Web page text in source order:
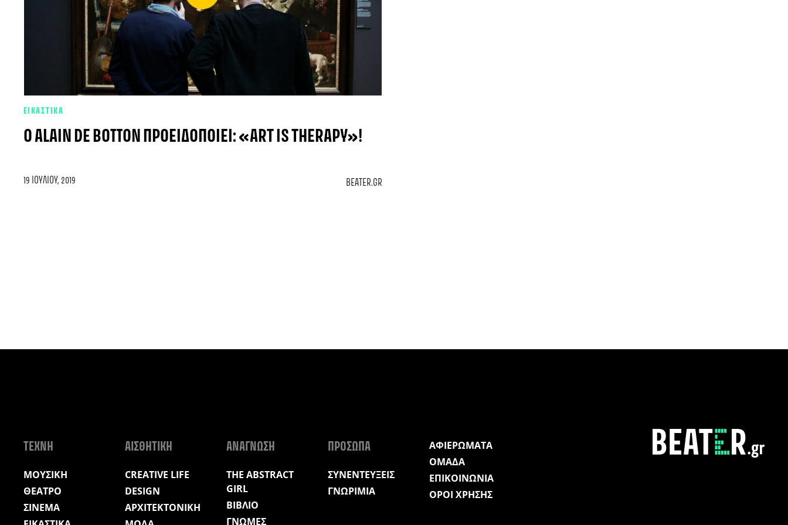
ΕΙΚΑΣΤΙΚΑ
Ο ALAIN DE BOTTON ΠΡΟΕΙΔΟΠΟΙΕΊ: «ART IS THERAPY»!
19 ΙΟΥΛΊΟΥ, 2019 BEATER.GR
ΤΕΧΝΗ
ΜΟΥΣΙΚΗ
ΘΕΑΤΡΟ
ΣΙΝΕΜΑ
ΑΙΣΘΗΤΙΚΗ
CREATIVE LIFE
DESIGN
ΑΡΧΙΤΕΚΤΟΝΙΚΗ
ΑΝΑΓΝΩΣΗ
THE ABSTRACT
GIRL
ΒΙΒΛΙΟ
ΓΝΩΜΕΣ
ΠΡΟΣΩΠΑ
ΣΥΝΕΝΤΕΥΞΕΙΣ
ΓΝΩΡΙΜΙΑ
ΑΦΙΕΡΩΜΑΤΑ
ΟΜΑΔΑ
ΕΠΙΚΟΙΝΩΝΙΑ
ΟΡΟΙ ΧΡΗΣΗΣ